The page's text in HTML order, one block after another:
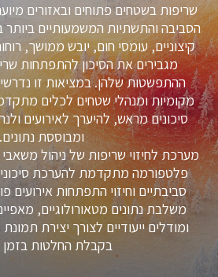
שריפות בשטחים פתוחים ובאזורים
הסביבה והתשתיות המשמעותיים ביותר
קיצוניים, עומסי חום, יובש ממושך,
מגבירים את הסיכון להתפתחות
ההתפשטות שלהן. במציאות זו
מקומיות ומנהלי שטחים לכלים
סיכונים מראש, להיערך לאירועים
ומבוססת נתונים.
מערכת לחיזוי שריפות של ניהול
פלטפורמה מתקדמת להערכת סיכוני
סביבתיים וחיזוי התפתחות אירועים
משלבת נתונים מטאורולוגיים,
ומודלים ייעודיים לצורך יצירת
בקבלת החלטות